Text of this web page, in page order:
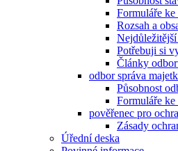
Formuláře ke
Rozsah a
Potřebuji si
Články
odbor správa
Působnost
Formuláře ke
pověřenec pro
Zásady
Úřední deska